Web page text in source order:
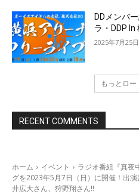
DDメンバ
ラ・DDP In
2025年7月25日
もっとロー
RECENT COMMENTS